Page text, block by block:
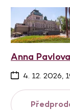
Anna Pavlova
4. 12. 2026,